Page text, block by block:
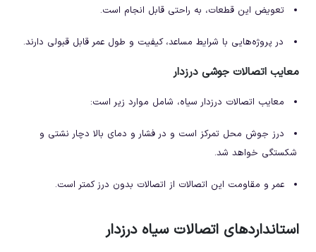
تعویض این قطعات، به راحتی قابل انجام است.
در پروژه‌هایی با شرایط مساعد، کیفیت و طول عمر قابل قبولی دارند.
معایب اتصالات جوشی درزدار
معایب اتصالات درزدار سیاه، شامل موارد زیر است:
درز جوش محل تمرکز است و در فشار و دمای بالا دچار نشتی و
شکستگی خواهد شد.
عمر و مقاومت این اتصالات از اتصالات بدون درز کمتر است.
استانداردهای اتصالات سیاه درزدار